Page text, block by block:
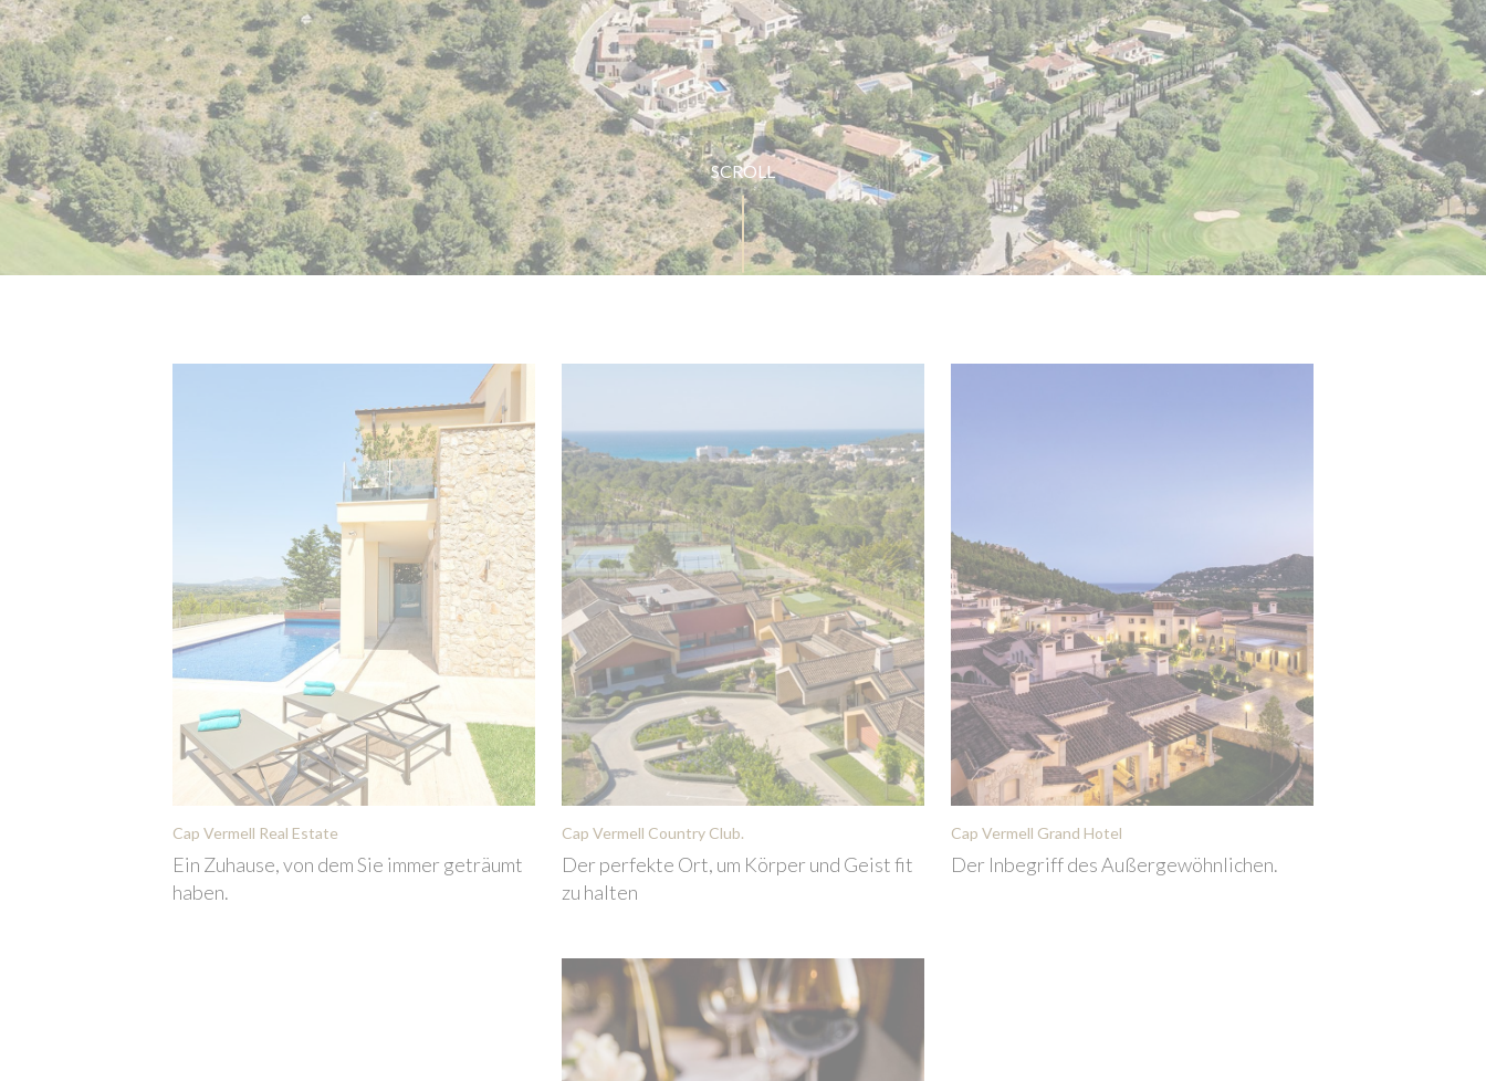
SCROLL
Cap Vermell Real Estate
Ein Zuhause, von dem Sie immer geträumt
haben.
Cap Vermell Country Club.
Der perfekte Ort, um Körper und Geist fit
zu halten
Cap Vermell Grand Hotel
Der Inbegriff des Außergewöhnlichen.